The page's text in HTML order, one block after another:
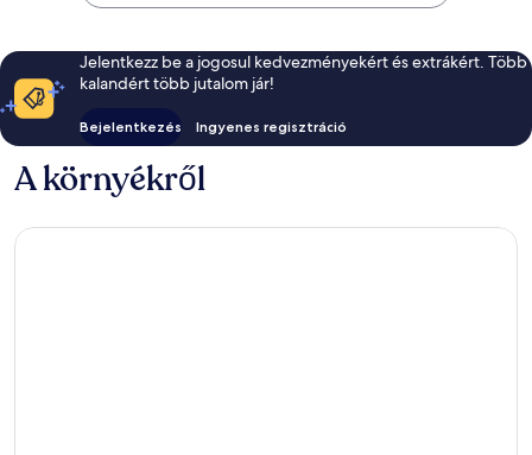
Jelentkezz be a jogosul kedvezményekért és extrákért. Több
kalandért több jutalom jár!
Bejelentkezés Ingyenes regisztráció
A környékről